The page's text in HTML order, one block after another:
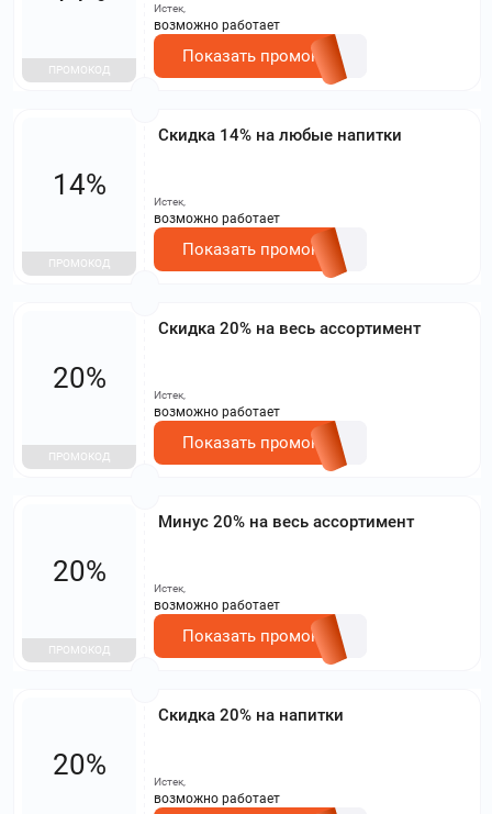
ПРОМОКОД
Истек,
возможно работает
Показать промокод
Скидка 14% на любые напитки
14%
ПРОМОКОД
Истек,
возможно работает
Показать промокод
Скидка 20% на весь ассортимент
20%
ПРОМОКОД
Истек,
возможно работает
Показать промокод
Минус 20% на весь ассортимент
20%
ПРОМОКОД
Истек,
возможно работает
Показать промокод
Скидка 20% на напитки
20%
Истек,
возможно работает